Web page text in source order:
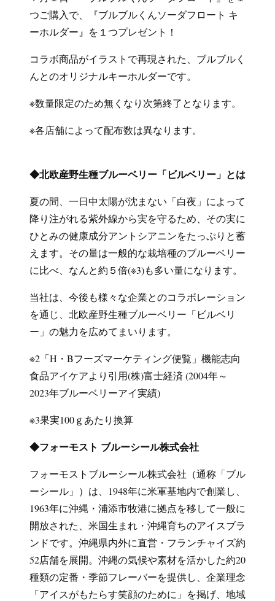
つご購入で、『ブルブルくんソーダフロート キ
ーホルダー』を１つプレゼント！
コラボ商品がイラストで再現された、ブルブルく
んとのオリジナルキーホルダーです。
※数量限定のため無くなり次第終了となります。
※各店舗によって配布数は異なります。
◆北欧産野生種ブルーベリー「ビルベリー」とは
夏の間、一日中太陽が沈まない「白夜」によって
降り注がれる紫外線から実を守るため、その実に
ひとみの健康成分アントシアニンをたっぷりと蓄
えます。その量は一般的な栽培種のブルーベリー
に比べ、なんと約５倍(※3)も多い量になります。
当社は、今後も様々な企業とのコラボレーション
を通じ、北欧産野生種ブルーベリー「ビルベリ
ー」の魅力を広めてまいります。
※2「H・Bフーズマーケティング便覧」機能志向
食品アイケアより引用(株)富士経済 (2004年～
2023年ブルーベリーアイ実績)
※3果実100ｇあたり換算
◆フォーモスト ブルーシール株式会社
フォーモストブルーシール株式会社（通称「ブル
ーシール」）は、1948年に米軍基地内で創業し、
1963年に沖縄・浦添市牧港に拠点を移して一般に
開放された、米国生まれ・沖縄育ちのアイスブラ
ンドです。沖縄県内外に直営・フランチャイズ約
52店舗を展開。沖縄の気候や素材を活かした約20
種類の定番・季節フレーバーを提供し、企業理念
「アイスがもたらす笑顔のために」を掲げ、地域